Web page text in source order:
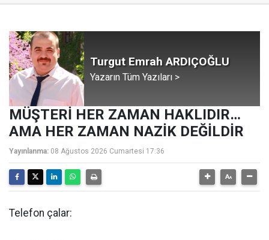
Turgut Emrah ARDIÇOĞLU
Yazarın Tüm Yazıları >
MÜŞTERİ HER ZAMAN HAKLIDIR…
AMA HER ZAMAN NAZİK DEĞİLDİR
Yayınlanma: 08 Ağustos 2026 Cumartesi 17:36
Telefon çalar: